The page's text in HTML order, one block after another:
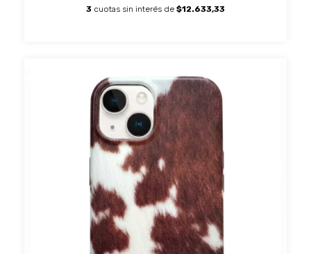
3 cuotas sin interés de $12.633,33